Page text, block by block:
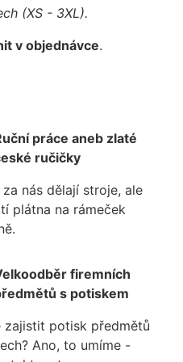
(XS - 3XL).
v objednávce.
práce aneb zlaté
ručičky
nás dělají stroje, ale
plátna na rámeček
firemních
s potiskem
zajistit potisk předmětů
Ano, to umíme -